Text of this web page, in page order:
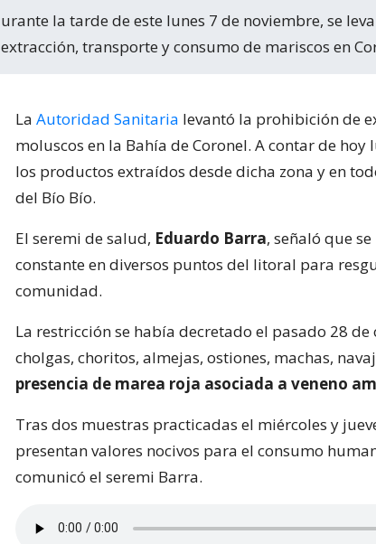
extracción, transporte y consumo de mariscos en
La Autoridad Sanitaria levantó la prohibición de
moluscos en la Bahía de Coronel. A contar de
los productos extraídos desde dicha zona y en
del Bío Bío.
El seremi de salud, Eduardo Barra, señaló que
constante en diversos puntos del litoral para
comunidad.
La restricción se había decretado el pasado 28
cholgas, choritos, almejas, ostiones, machas,
presencia de marea roja asociada a veneno
Tras dos muestras practicadas el miércoles y
presentan valores nocivos para el consumo
comunicó el seremi Barra.